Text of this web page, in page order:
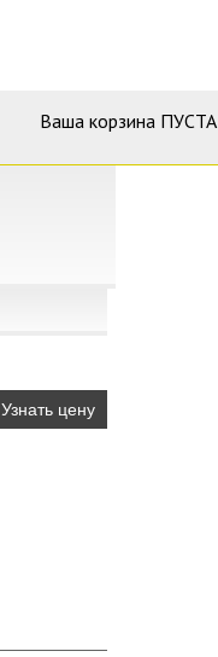
Ваша корзина ПУСТА
Узнать цену